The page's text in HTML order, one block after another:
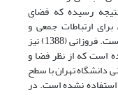
رسیده‌ که فضای
ارتباطات جمعی و
فعالیت‌های گروهی دارای کیفیت نسبتاً پایینی است. فروزانی (1388) نیز
است که از نظر فضا و
دانشگاه تهران با سطح
استفاده نشده است. در